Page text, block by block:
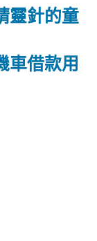
靈針的童
車借款用